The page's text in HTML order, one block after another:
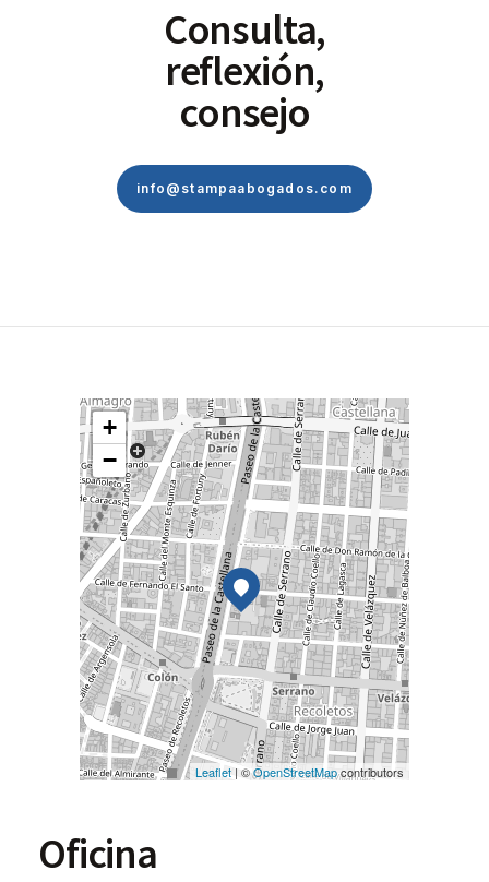
Consulta,
reflexión,
consejo
info@stampaabogados.com
+
−
Leaflet| ©OpenStreetMapcontributors
Oficina